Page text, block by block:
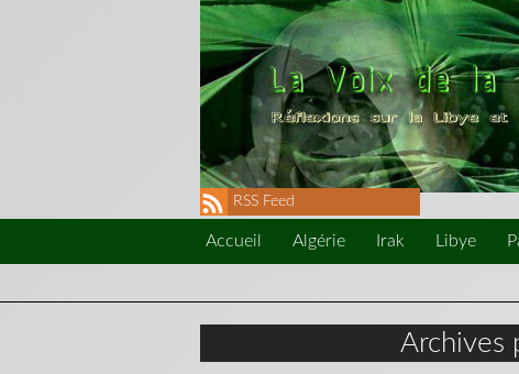
RSS Feed
Accueil Algérie Irak Libye
Archives